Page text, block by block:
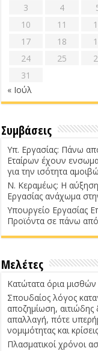
3
4
10
11
17
18
24
25
31
« Ιούλ
Συμβάσεις
Υπ. Εργασίας: Πάνω
Εταίρων έχουν
για την ισότητα
Ν. Κεραμέως: Η
Εργασίας ανάχωμα
Υπουργείο Εργασίας
Προϊόντα σε πάνω
Μελέτες
Κατώτατα όρια
Σπουδαίος λόγος
αποζημίωση,
απαλλαγή, πότε
νομιμότητας και
Πλασματικοί χρόνοι